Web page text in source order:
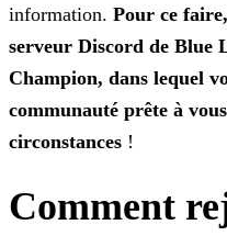
information. Pour ce
serveur Discord de Blue
Champion, dans lequel
communauté prête à
circonstances !
Comment